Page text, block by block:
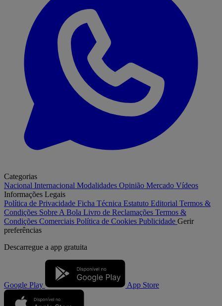
Categorias
Nacional Internacional Modalidades Opinião Mercado Vídeos
Informações Legais
Política de Privacidade Ficha Técnica Estatuto Editorial Termos &
Condições Sobre A Bola Livro de Reclamações Termos &
Condições Comerciais Política de Cookies Publicidade Gerir
preferências
Descarregue a app gratuita
Google Play App Store